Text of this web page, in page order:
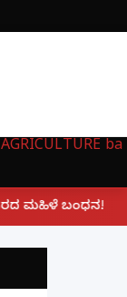
AGRICULTURE ba
ಲಕ್ನೋ ಗೇಮಿಂಗ್